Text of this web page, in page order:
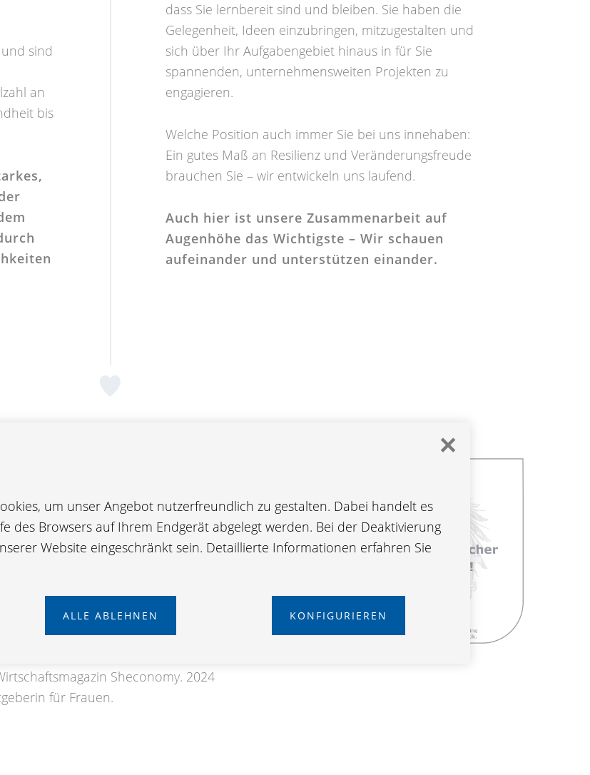
sind
an
bis
dass Sie lernbereit sind und bleiben. Sie haben die
Gelegenheit, Ideen einzubringen, mitzugestalten und
sich über Ihr Aufgabengebiet hinaus in für Sie
spannenden, unternehmensweiten Projekten zu
engagieren.
Welche Position auch immer Sie bei uns innehaben:
Ein gutes Maß an Resilienz und Veränderungsfreude
brauchen Sie – wir entwickeln uns laufend.
Auch hier ist unsere Zusammenarbeit auf
Augenhöhe das Wichtigste – Wir schauen
aufeinander und unterstützen einander.
Arbeitgeberin
uns faire Arbeitsbedingungen und
oberster Stelle.
Gütesiegels für familienfreundliche
ist uns als familienfreundliche
stetig Maßnahmen, um unsere
unterstützen.
Sheconomy. 2024
für Frauen.
✕
um unser Angebot nutzerfreundlich zu gestalten. Dabei handelt es
des Browsers auf Ihrem Endgerät abgelegt werden. Bei der Deaktivierung
Website eingeschränkt sein. Detaillierte Informationen erfahren Sie
ALLE ABLEHNEN KONFIGURIEREN